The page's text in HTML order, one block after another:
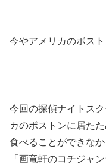
今やアメリカのボス
今回の探偵ナイトス
カのボストンに居た
食べることができな
「画竜軒のコチジャ